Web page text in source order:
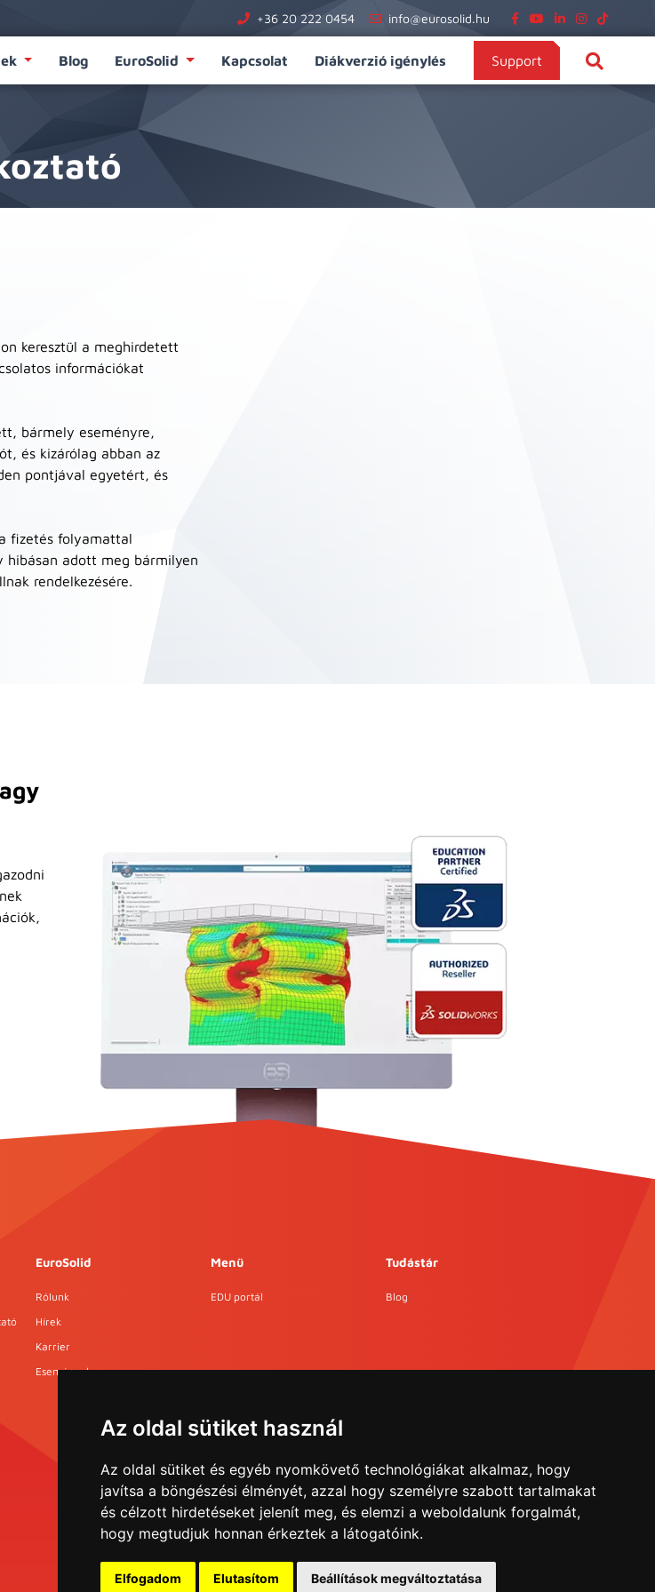
Az oldal sütiket használ
Az oldal sütiket és egyéb nyomkövető technológiákat alkalmaz, hogy
javítsa a böngészési élményét, azzal hogy személyre szabott tartalmakat
és célzott hirdetéseket jelenít meg, és elemzi a weboldalunk forgalmát,
hogy megtudjuk honnan érkeztek a látogatóink.
Elfogadom Elutasítom Beállítások megváltoztatása
+36 20 222 0454 info@eurosolid.hu
Blog EuroSolid Kapcsolat Diákverzió igénylés Support
keresztül a meghirdetett
információkat
bármely eseményre,
és kizárólag abban az
pontjával egyetért, és
fizetés folyamattal
hibásan adott meg bármilyen
rendelkezésére.
EuroSolid
Rólunk
Hírek
Karrier
Események
Menü
EDU portál
Tudástár
Blog